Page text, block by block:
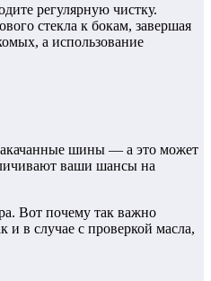
регулярную чистку.
стекла к бокам, завершая
а использование
шины — а это может
ваши шансы на
Вот почему так важно
и в случае с проверкой масла,